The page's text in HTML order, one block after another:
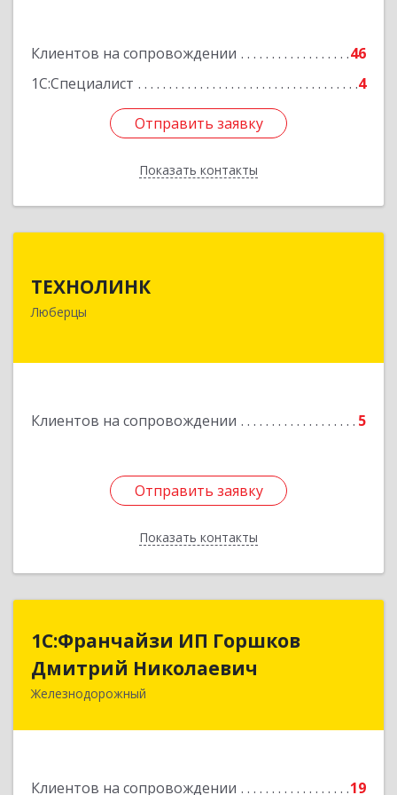
Клиентов на сопровождении
46
1С:Специалист
4
Отправить заявку
Показать контакты
Отправить заявку
Назад
ТЕХНОЛИНК
Люберцы
Клиентов на сопровождении 5
Отправить заявку
Показать контакты
Отправить заявку
Назад
1С:Франчайзи ИП Горшков
Дмитрий Николаевич
Железнодорожный
Клиентов на сопровождении 19
1С:Франчайзи ИП Горшков
Дмитрий Николаевич
143980, Московская обл, Железнодорожный г,